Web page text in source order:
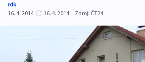
rdk
16. 4. 2014
16. 4. 2014 | Zdroj: ČT24